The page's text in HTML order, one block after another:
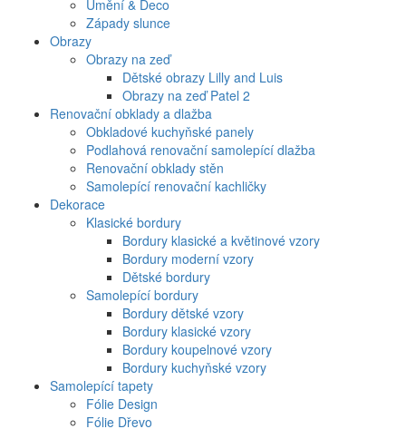
Umění & Deco
Západy slunce
Obrazy
Obrazy na zeď
Dětské obrazy Lilly and Luis
Obrazy na zeď Patel 2
Renovační obklady a dlažba
Obkladové kuchyňské panely
Podlahová renovační samolepící dlažba
Renovační obklady stěn
Samolepící renovační kachličky
Dekorace
Klasické bordury
Bordury klasické a květinové vzory
Bordury moderní vzory
Dětské bordury
Samolepící bordury
Bordury dětské vzory
Bordury klasické vzory
Bordury koupelnové vzory
Bordury kuchyňské vzory
Samolepící tapety
Fólie Design
Fólie Dřevo